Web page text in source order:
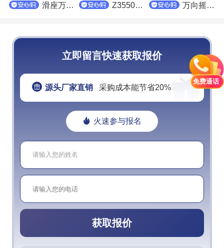
滑座万向摇臂钻床 Z3550系列滑座万向摇臂钻床 万向摇臂钻床
立即留言快速获取报价
源头厂家直销 采购成本能节省20%
火速参与报名
获取报价
免费通话